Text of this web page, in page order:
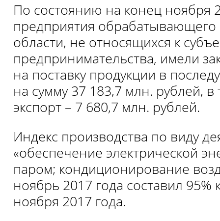
По состоянию на конец ноября
предприятия обрабатывающего
области, не относящихся к
предпринимательства, имели
на поставку продукции в
на сумму 37 183,7 млн. рублей,
экспорт – 7 680,7 млн. рублей.
Индекс производства по виду
«обеспечение электрической
паром; кондиционирование
ноябрь 2017 года составил
ноября 2017 года.